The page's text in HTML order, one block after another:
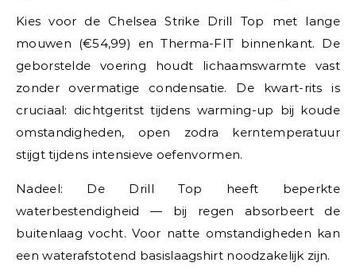
Kies voor de Chelsea Strike Drill Top met lange
mouwen (€54,99) en Therma-FIT binnenkant. De
geborstelde voering houdt lichaamswarmte vast
zonder overmatige condensatie. De kwart-rits is
cruciaal: dichtgeritst tijdens warming-up bij koude
omstandigheden, open zodra kerntemperatuur
stijgt tijdens intensieve oefenvormen.
Nadeel: De Drill Top heeft beperkte
waterbestendigheid — bij regen absorbeert de
buitenlaag vocht. Voor natte omstandigheden kan
een waterafstotend basislaagshirt noodzakelijk zijn.